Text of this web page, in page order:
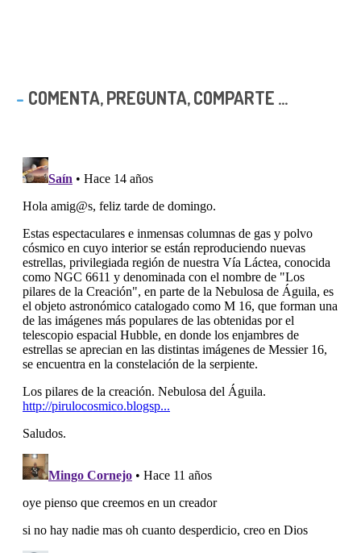
COMENTA, PREGUNTA, COMPARTE ...